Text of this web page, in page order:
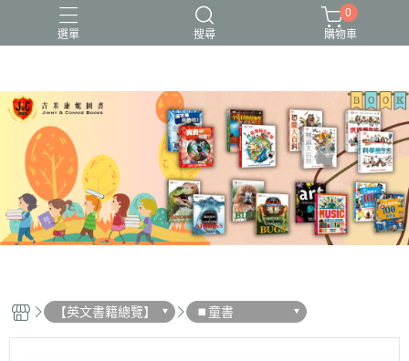
選單 搜尋
0
購物車
【英文書籍總覽】 ⏹︎童書